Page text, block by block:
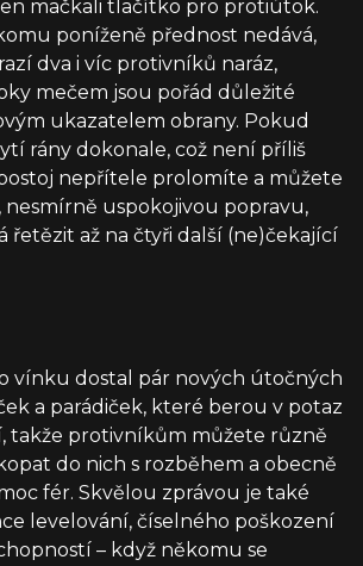
mačkali tlačítko pro protiútok.
poníženě přednost nedává,
dva i víc protivníků naráz,
mečem jsou pořád důležité
ukazatelem obrany. Pokud
rány dokonale, což není příliš
nepřítele prolomíte a můžete
uspokojivou popravu,
řetězit až na čtyři další (ne)čekající
vínku dostal pár nových útočných
a parádiček, které berou v potaz
takže protivníkům můžete různě
do nich s rozběhem a obecně
fér. Skvělou zprávou je také
levelování, číselného poškození
– když někomu se